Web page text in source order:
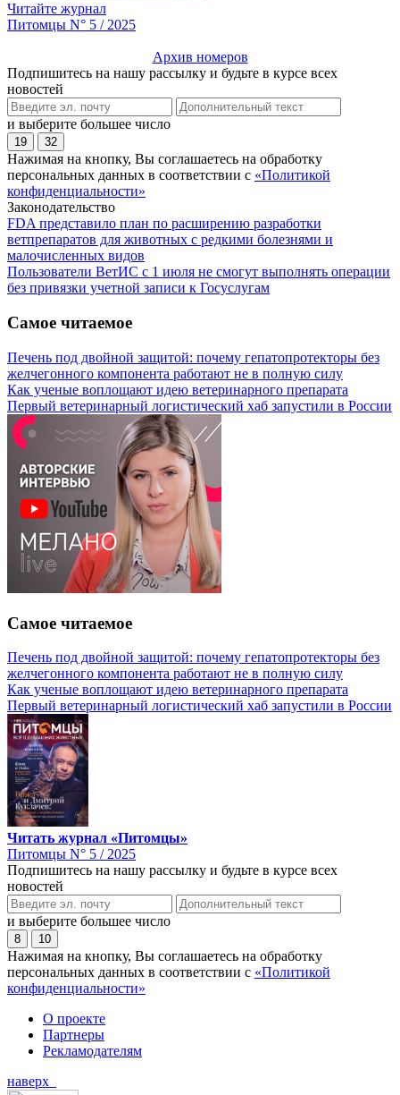
Читайте журнал
Питомцы N° 5 / 2025
Архив номеров
Подпишитесь на нашу рассылку и будьте в курсе всех
новостей
и выберите большее число
19 32
Нажимая на кнопку, Вы соглашаетесь на обработку
персональных данных в соответствии с «Политикой
конфиденциальности»
Законодательство
FDA представило план по расширению разработки
ветпрепаратов для животных с редкими болезнями и
малочисленных видов
Пользователи ВетИС с 1 июля не смогут выполнять операции
без привязки учетной записи к Госуслугам
Самое читаемое
Печень под двойной защитой: почему гепатопротекторы без
желчегонного компонента работают не в полную силу
Как ученые воплощают идею ветеринарного препарата
Первый ветеринарный логистический хаб запустили в России
Самое читаемое
Печень под двойной защитой: почему гепатопротекторы без
желчегонного компонента работают не в полную силу
Как ученые воплощают идею ветеринарного препарата
Первый ветеринарный логистический хаб запустили в России
Читать журнал «Питомцы»
Питомцы N° 5 / 2025
Подпишитесь на нашу рассылку и будьте в курсе всех
новостей
и выберите большее число
8 10
Нажимая на кнопку, Вы соглашаетесь на обработку
персональных данных в соответствии с «Политикой
конфиденциальности»
О проекте
Партнеры
Рекламодателям
наверх